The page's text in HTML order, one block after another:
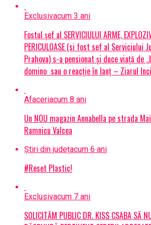
Exclusivacum 3 ani
Fostul șef al SERVICIULUI ARME,
PERICULOASE (si fost sef al Serviciului
Prahova) s-a pensionat și duce viață de
domino sau o reacție în lanț – Ziarul
Afaceriacum 8 ani
Un NOU magazin Annabella pe strada
Ramnicu Valcea
Știri din județacum 6 ani
#Reset Plastic!
Exclusivacum 7 ani
SOLICITĂM PUBLIC DR. KISS CSABA SĂ